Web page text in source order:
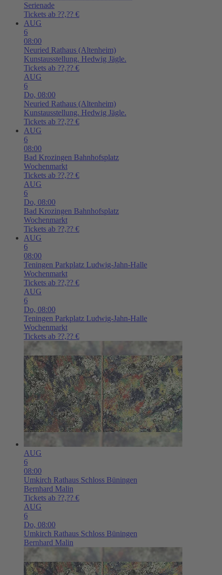
Serienade
Tickets ab ??,?? €
AUG
6
08:00
Neuried Rathaus (Altenheim)
Kunstausstellung. Hedwig Jägle.
Tickets ab ??,?? €
AUG
6
Do, 08:00
Neuried Rathaus (Altenheim)
Kunstausstellung. Hedwig Jägle.
Tickets ab ??,?? €
AUG
6
08:00
Bad Krozingen Bahnhofsplatz
Wochenmarkt
Tickets ab ??,?? €
AUG
6
Do, 08:00
Bad Krozingen Bahnhofsplatz
Wochenmarkt
Tickets ab ??,?? €
AUG
6
08:00
Teningen Parkplatz Ludwig-Jahn-Halle
Wochenmarkt
Tickets ab ??,?? €
AUG
6
Do, 08:00
Teningen Parkplatz Ludwig-Jahn-Halle
Wochenmarkt
Tickets ab ??,?? €
AUG
6
08:00
Umkirch Rathaus Schloss Büningen
Bernhard Malin
Tickets ab ??,?? €
AUG
6
Do, 08:00
Umkirch Rathaus Schloss Büningen
Bernhard Malin